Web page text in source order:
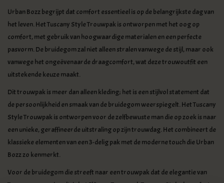
Urban Bozz begrijpt dat comfort essentieel is op de belangrijkste dag van
het leven. Het Tuscany Style Trouwpak is ontworpen met het oog op
comfort, met gebruik van hoogwaardige materialen en een perfecte
pasvorm. De bruidegom zal niet alleen stralen vanwege de stijl, maar ook
vanwege het ongeëvenaarde draagcomfort, wat deze trouwoutfit een
uitstekende keuze maakt.
Dit trouwpak is meer dan alleen kleding; het is een stijlvol statement dat
de persoonlijkheid en smaak van de bruidegom weerspiegelt. Het Tuscany
Style Trouwpak is ontworpen voor de zelfbewuste man die op zoek is naar
een unieke, geraffineerde uitstraling op zijn trouwdag. Het combineert de
klassieke elementen van een 3-delig pak met de moderne touch die Urban
Bozz zo kenmerkt.
Voor de bruidegom die streeft naar een trouwpak dat de elegantie van